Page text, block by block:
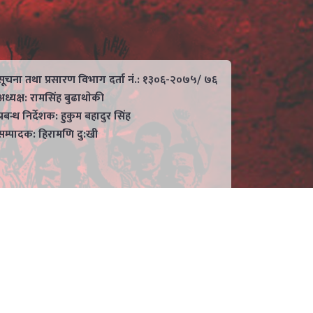
तथा प्रसारण विभाग दर्ता नं.: १३०६-२०७५/ ७६
रामसिंह बुढाथाेकी
निर्देशक: हुकुम बहादुर सिंह
हिरामणि दु:खी